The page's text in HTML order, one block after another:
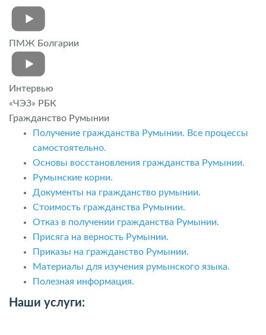
ПМЖ Болгарии
Интервью
«ЧЭЗ» РБК
Гражданство Румынии
Получение гражданства Румынии. Все процессы
самостоятельно.
Основы восстановления гражданства Румынии.
Румынские корни.
Документы на гражданство румынии.
Стоимость гражданства Румынии.
Отказ в получении гражданства Румынии.
Присяга на верность Румынии.
Приказы на гражданство Румынии.
Материалы для изучения румынского языка.
Полезная информация.
Наши услуги: